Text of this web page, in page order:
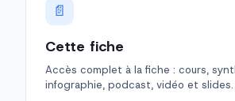
📄
Cette fiche
Accès complet à la fiche : cours,
infographie, podcast, vidéo et slides.